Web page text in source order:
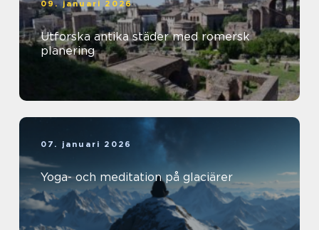
09. januari 2026
Utforska antika städer med romersk
planering
07. januari 2026
Yoga- och meditation på glaciärer